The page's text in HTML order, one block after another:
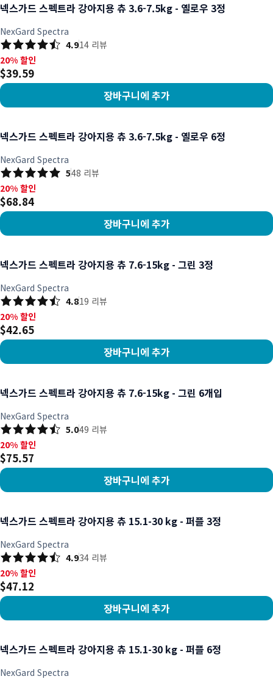
넥스가드 스펙트라 강아지용 츄 3.6-7.5kg - 옐로우 3정
NexGard Spectra
4.914 리뷰
20% 할인, $39.59
20% 할인
$39.59
장바구니에 추가
넥스가드 스펙트라 강아지용 츄 3.6-7.5kg - 옐로우 6정
NexGard Spectra
548 리뷰
20% 할인, $68.84
20% 할인
$68.84
장바구니에 추가
넥스가드 스펙트라 강아지용 츄 7.6-15kg - 그린 3정
NexGard Spectra
4.819 리뷰
20% 할인, $42.65
20% 할인
$42.65
장바구니에 추가
넥스가드 스펙트라 강아지용 츄 7.6-15kg - 그린 6개입
NexGard Spectra
5.049 리뷰
20% 할인, $75.57
20% 할인
$75.57
장바구니에 추가
넥스가드 스펙트라 강아지용 츄 15.1-30 kg - 퍼플 3정
NexGard Spectra
4.934 리뷰
20% 할인, $47.12
20% 할인
$47.12
장바구니에 추가
넥스가드 스펙트라 강아지용 츄 15.1-30 kg - 퍼플 6정
NexGard Spectra